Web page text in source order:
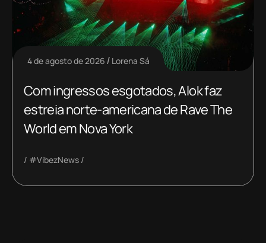
4 de agosto de 2026 Lorena Sá
Com ingressos esgotados, Alok faz
estreia norte-americana de Rave The
World em Nova York
#VibezNews